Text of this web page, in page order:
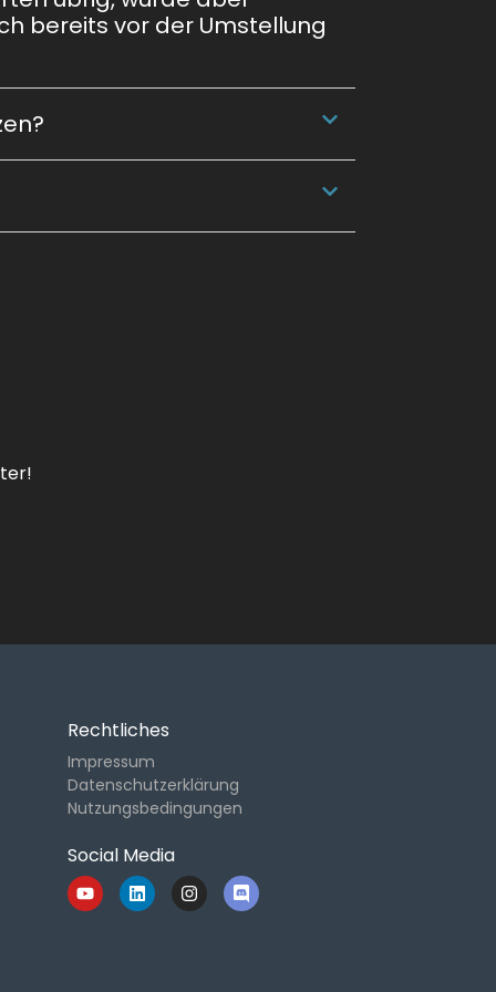
bereits vor der Umstellung
Rechtliches
Impressum
Datenschutzerklärung
Nutzungsbedingungen
Social Media